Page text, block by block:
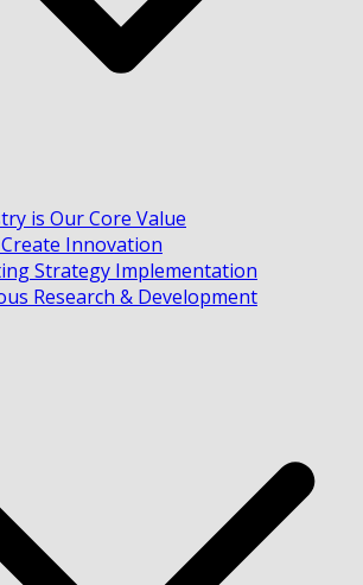
is Our Core Value
Innovation
Strategy Implementation
Research & Development